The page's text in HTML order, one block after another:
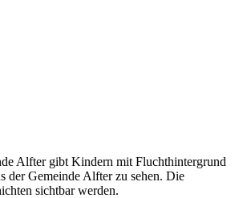
Alfter gibt Kindern mit Fluchthintergrund
der Gemeinde Alfter zu sehen. Die
sichtbar werden.